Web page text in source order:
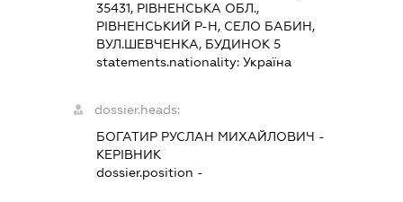
35431, РІВНЕНСЬКА ОБЛ.,
РІВНЕНСЬКИЙ Р-Н, СЕЛО БАБИН,
ВУЛ.ШЕВЧЕНКА, БУДИНОК 5
statements.nationality:Україна
dossier.heads:
БОГАТИР РУСЛАН МИХАЙЛОВИЧ -
КЕРІВНИК
dossier.position -